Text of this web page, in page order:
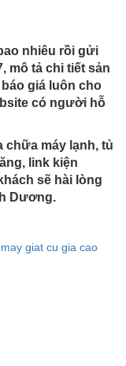
nhiêu rồi gửi
, mô tả chi tiết sản
giá luôn cho
có người hỗ
chữa máy lạnh, tủ
link kiện
sẽ hài lòng
Dương.
giat cu gia cao